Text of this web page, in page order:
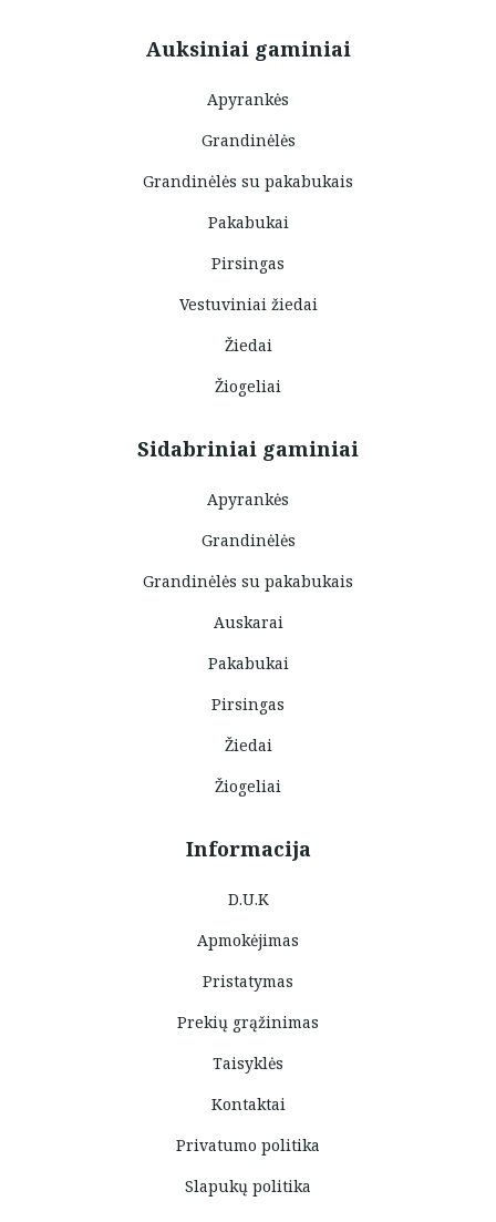
Auksiniai gaminiai
Apyrankės
Grandinėlės
Grandinėlės su pakabukais
Pakabukai
Pirsingas
Vestuviniai žiedai
Žiedai
Žiogeliai
Sidabriniai gaminiai
Apyrankės
Grandinėlės
Grandinėlės su pakabukais
Auskarai
Pakabukai
Pirsingas
Žiedai
Žiogeliai
Informacija
D.U.K
Apmokėjimas
Pristatymas
Prekių grąžinimas
Taisyklės
Kontaktai
Privatumo politika
Slapukų politika